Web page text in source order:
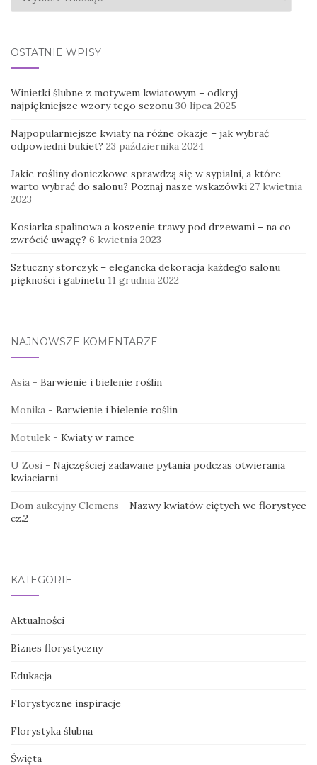
OSTATNIE WPISY
Winietki ślubne z motywem kwiatowym – odkryj
najpiękniejsze wzory tego sezonu 30 lipca 2025
Najpopularniejsze kwiaty na różne okazje – jak wybrać
odpowiedni bukiet? 23 października 2024
Jakie rośliny doniczkowe sprawdzą się w sypialni, a które
warto wybrać do salonu? Poznaj nasze wskazówki 27 kwietnia
2023
Kosiarka spalinowa a koszenie trawy pod drzewami – na co
zwrócić uwagę? 6 kwietnia 2023
Sztuczny storczyk – elegancka dekoracja każdego salonu
piękności i gabinetu 11 grudnia 2022
NAJNOWSZE KOMENTARZE
Asia - Barwienie i bielenie roślin
Monika - Barwienie i bielenie roślin
Motulek - Kwiaty w ramce
U Zosi - Najczęściej zadawane pytania podczas otwierania
kwiaciarni
Dom aukcyjny Clemens - Nazwy kwiatów ciętych we florystyce
cz.2
KATEGORIE
Aktualności
Biznes florystyczny
Edukacja
Florystyczne inspiracje
Florystyka ślubna
Święta